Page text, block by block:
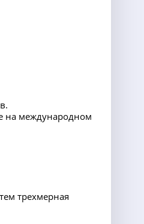
на международном
трехмерная